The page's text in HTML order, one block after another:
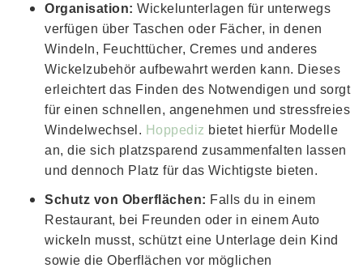
Organisation: Wickelunterlagen für unterwegs
verfügen über Taschen oder Fächer, in denen
Windeln, Feuchttücher, Cremes und anderes
Wickelzubehör aufbewahrt werden kann. Dieses
erleichtert das Finden des Notwendigen und sorgt
für einen schnellen, angenehmen und stressfreies
Windelwechsel. Hoppediz bietet hierfür Modelle
an, die sich platzsparend zusammenfalten lassen
und dennoch Platz für das Wichtigste bieten.
Schutz von Oberflächen: Falls du in einem
Restaurant, bei Freunden oder in einem Auto
wickeln musst, schützt eine Unterlage dein Kind
sowie die Oberflächen vor möglichen